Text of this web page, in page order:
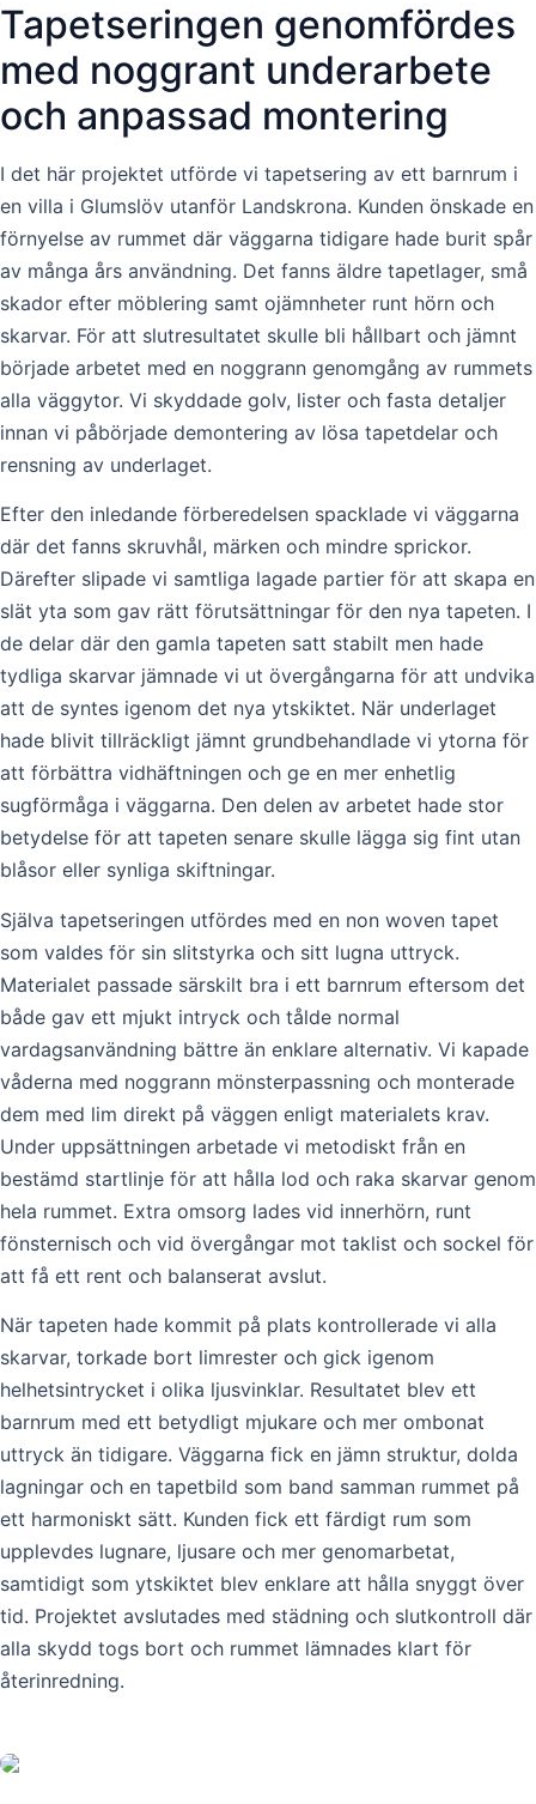
Tapetseringen genomfördes
med noggrant underarbete
och anpassad montering
I det här projektet utförde vi tapetsering av ett barnrum i
en villa i Glumslöv utanför Landskrona. Kunden önskade en
förnyelse av rummet där väggarna tidigare hade burit spår
av många års användning. Det fanns äldre tapetlager, små
skador efter möblering samt ojämnheter runt hörn och
skarvar. För att slutresultatet skulle bli hållbart och jämnt
började arbetet med en noggrann genomgång av rummets
alla väggytor. Vi skyddade golv, lister och fasta detaljer
innan vi påbörjade demontering av lösa tapetdelar och
rensning av underlaget.
Efter den inledande förberedelsen spacklade vi väggarna
där det fanns skruvhål, märken och mindre sprickor.
Därefter slipade vi samtliga lagade partier för att skapa en
slät yta som gav rätt förutsättningar för den nya tapeten. I
de delar där den gamla tapeten satt stabilt men hade
tydliga skarvar jämnade vi ut övergångarna för att undvika
att de syntes igenom det nya ytskiktet. När underlaget
hade blivit tillräckligt jämnt grundbehandlade vi ytorna för
att förbättra vidhäftningen och ge en mer enhetlig
sugförmåga i väggarna. Den delen av arbetet hade stor
betydelse för att tapeten senare skulle lägga sig fint utan
blåsor eller synliga skiftningar.
Själva tapetseringen utfördes med en non woven tapet
som valdes för sin slitstyrka och sitt lugna uttryck.
Materialet passade särskilt bra i ett barnrum eftersom det
både gav ett mjukt intryck och tålde normal
vardagsanvändning bättre än enklare alternativ. Vi kapade
våderna med noggrann mönsterpassning och monterade
dem med lim direkt på väggen enligt materialets krav.
Under uppsättningen arbetade vi metodiskt från en
bestämd startlinje för att hålla lod och raka skarvar genom
hela rummet. Extra omsorg lades vid innerhörn, runt
fönsternisch och vid övergångar mot taklist och sockel för
att få ett rent och balanserat avslut.
När tapeten hade kommit på plats kontrollerade vi alla
skarvar, torkade bort limrester och gick igenom
helhetsintrycket i olika ljusvinklar. Resultatet blev ett
barnrum med ett betydligt mjukare och mer ombonat
uttryck än tidigare. Väggarna fick en jämn struktur, dolda
lagningar och en tapetbild som band samman rummet på
ett harmoniskt sätt. Kunden fick ett färdigt rum som
upplevdes lugnare, ljusare och mer genomarbetat,
samtidigt som ytskiktet blev enklare att hålla snyggt över
tid. Projektet avslutades med städning och slutkontroll där
alla skydd togs bort och rummet lämnades klart för
återinredning.